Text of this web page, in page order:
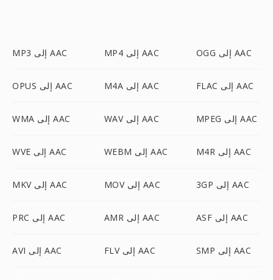
MP3 إلى AAC MP4 إلى AAC OGG إلى AAC
OPUS إلى AAC M4A إلى AAC FLAC إلى AAC
WMA إلى AAC WAV إلى AAC MPEG إلى AAC
WVE إلى AAC WEBM إلى AAC M4R إلى AAC
MKV إلى AAC MOV إلى AAC 3GP إلى AAC
PRC إلى AAC AMR إلى AAC ASF إلى AAC
AVI إلى AAC FLV إلى AAC SMP إلى AAC